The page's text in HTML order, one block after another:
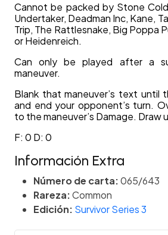
Cannot be packed by Stone
Undertaker, Deadman Inc, Kane,
Trip, The Rattlesnake, Big Poppa
or Heidenreich.
Can only be played after a
maneuver.
Blank that maneuver’s text
and end your opponent’s turn.
to the maneuver’s Damage. Draw
F: 0 D: 0
Información Extra
Número de carta:065/643
Rareza:Common
Edición: Survivor Series 3